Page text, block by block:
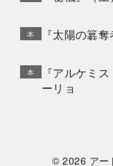
本 『太陽の簒
本
『アルケミ
ーリョ
© 2026 アー